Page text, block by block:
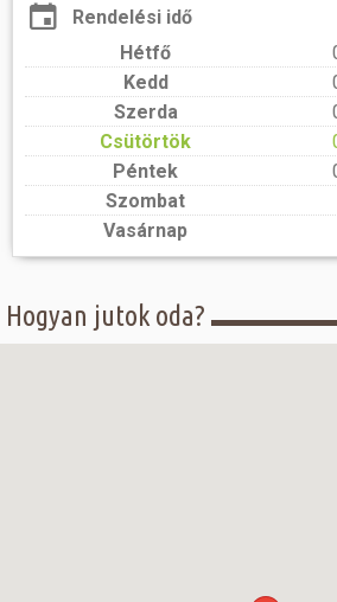
Rendelési idő
Hétfő
Kedd
Szerda
Csütörtök
Péntek
Szombat
Vasárnap
Hogyan jutok oda?